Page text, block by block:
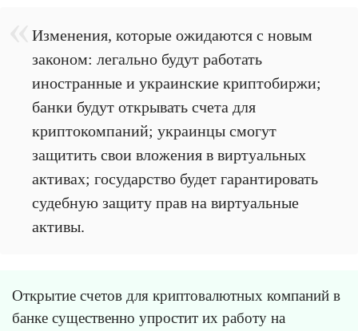
Изменения, которые ожидаются с новым
законом: легально будут работать
иностранные и украинские криптобиржи;
банки будут открывать счета для
криптокомпаний; украинцы смогут
защитить свои вложения в виртуальных
активах; государство будет гарантировать
судебную защиту прав на виртуальные
активы.
Открытие счетов для криптовалютных компаний в
банке существенно упростит их работу на